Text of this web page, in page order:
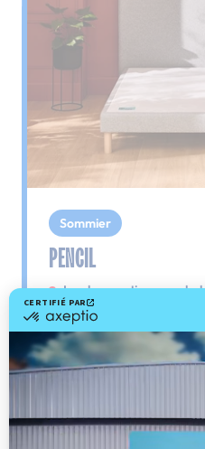
Sommier
PENCIL
Le plus : soutien
Grâce à ses 3 zones de
Pencil vous assure tout
épaules, le dos et le
lattes, vous évitez les
501,00 €